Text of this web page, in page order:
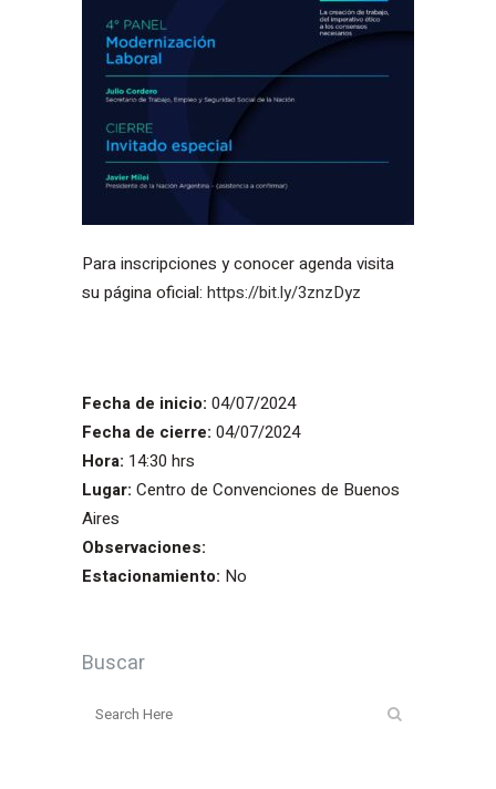
Para inscripciones y conocer agenda visita
su página oficial: https://bit.ly/3znzDyz
Fecha de inicio: 04/07/2024
Fecha de cierre: 04/07/2024
Hora: 14:30 hrs
Lugar: Centro de Convenciones de Buenos
Aires
Observaciones:
Estacionamiento: No
Buscar